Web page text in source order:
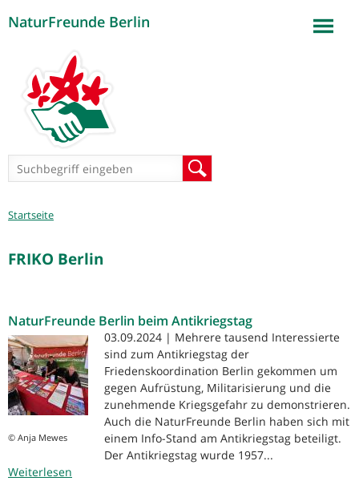
NaturFreunde Berlin
Suchformular
Sie
Startseite
FRIKO Berlin
NaturFreunde Berlin beim Antikriegstag
© Anja Mewes
03.09.2024 | Mehrere tausend Interessierte
sind zum Antikriegstag der
Friedenskoordination Berlin gekommen um
gegen Aufrüstung, Militarisierung und die
zunehmende Kriegsgefahr zu demonstrieren.
Auch die NaturFreunde Berlin haben sich mit
einem Info-Stand am Antikriegstag beteiligt.
Der Antikriegstag wurde 1957...
Weiterlesen